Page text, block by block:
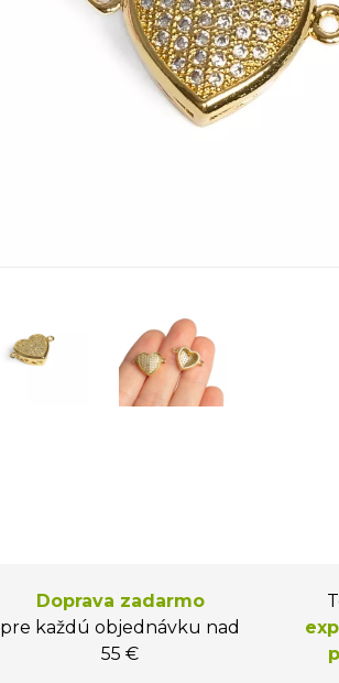
Doprava zadarmo
pre každú objednávku nad
55 €